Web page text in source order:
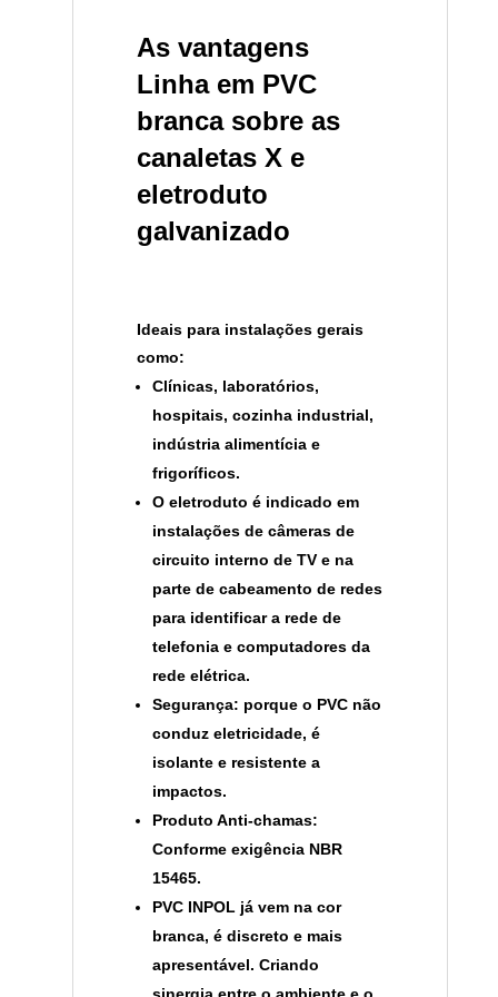
As vantagens
Linha em PVC
branca sobre as
canaletas X e
eletroduto
galvanizado
Ideais para instalações gerais
como:
Clínicas, laboratórios,
hospitais, cozinha industrial,
indústria alimentícia e
frigoríficos.
O eletroduto é indicado em
instalações de câmeras de
circuito interno de TV e na
parte de cabeamento de redes
para identificar a rede de
telefonia e computadores da
rede elétrica.
Segurança: porque o PVC não
conduz eletricidade, é
isolante e resistente a
impactos.
Produto Anti-chamas:
Conforme exigência NBR
15465.
PVC INPOL já vem na cor
branca, é discreto e mais
apresentável. Criando